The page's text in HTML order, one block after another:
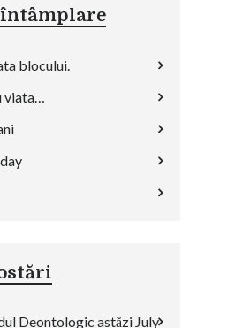
blocului.
viata…
Deontologic astăzi July